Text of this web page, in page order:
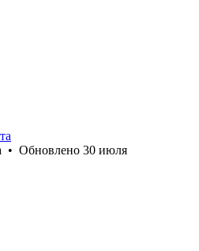
• Обновлено 30 июля